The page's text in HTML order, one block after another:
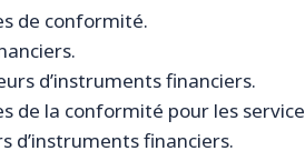
de conformité.
d’instruments financiers.
de la conformité pour les
d’instruments financiers.